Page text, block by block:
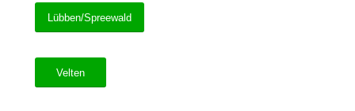
Lübben/Spreewald
Velten